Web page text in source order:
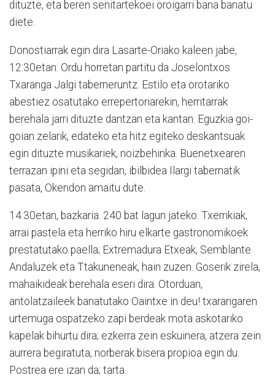
dituzte, eta beren senitartekoei oroigarri bana banatu
diete.
Donostiarrak egin dira Lasarte-Oriako kaleen jabe,
12:30etan. Ordu horretan partitu da Joselontxos
Txaranga Jalgi taberneruntz. Estilo eta orotariko
abestiez osatutako errepertoriarekin, herritarrak
berehala jarri dituzte dantzan eta kantan. Eguzkia goi-
goian zelarik, edateko eta hitz egiteko deskantsuak
egin dituzte musikariek, noizbehinka. Buenetxearen
terrazan ipini eta segidan, ibilbidea Ilargi tabernatik
pasata, Okendon amaitu dute.
14:30etan, bazkaria. 240 bat lagun jateko. Txerrikiak,
arrai pastela eta herriko hiru elkarte gastronomikoek
prestatutako paella; Extremadura Etxeak, Semblante
Andaluzek eta Ttakuneneak, hain zuzen. Goserik zirela,
mahaikideak berehala eseri dira. Otorduan,
antolatzaileek banatutako Oaintxe in deu! txarangaren
urtemuga ospatzeko zapi berdeak mota askotariko
kapelak bihurtu dira; ezkerra zein eskuinera, atzera zein
aurrera begiratuta, norberak bisera propioa egin du.
Postrea ere izan da; tarta.